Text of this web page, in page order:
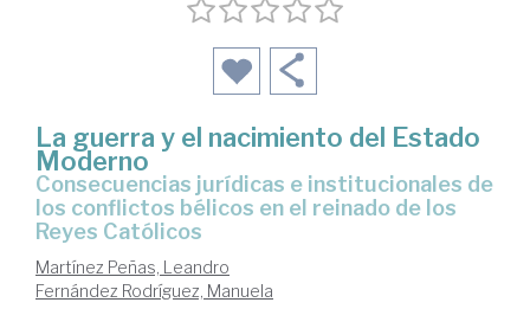
La guerra y el nacimiento del Estado
Moderno
consecuencias jurídicas e institucionales de
los conflictos bélicos en el reinado de los
Reyes Católicos
Martínez Peñas, Leandro
Fernández Rodríguez, Manuela